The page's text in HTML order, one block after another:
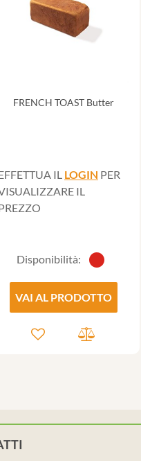
FRENCH TOAST Butter
IL LOGIN PER
IL
Disponibilità:
VAI AL PRODOTTO